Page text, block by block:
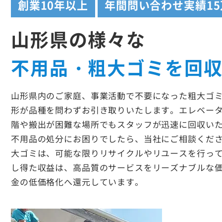
創業10年以上 年間問い合わせ実績
山形県の様々な
不用品・粗大ゴミを回
山形県内のご家庭、事業活動で不要になった粗大ゴ
形が品種を問わずお引き取りいたします。エレベー
階や搬出が困難な場所でもスタッフが迅速に回収い
不用品の処分にお困りでしたら、当社にご相談くだ
大ゴミは、可能な限りリサイクルやリユースを行っ
し得た収益は、高品質のサービスをリーズナブルな
金の低価格化へ還元しています。